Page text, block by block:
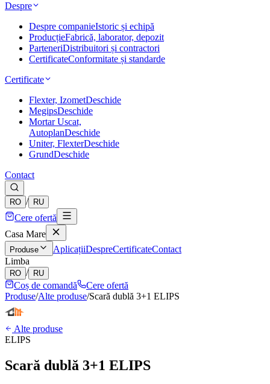
Despre
Despre companieIstoric și echipă
ProducțieFabrică, laborator, depozit
ParteneriDistribuitori și contractori
CertificateConformitate și standarde
Certificate
Flexter, IzometDeschide
MegipsDeschide
Mortar Uscat,
AutoplanDeschide
Uniter, FlexterDeschide
GrundDeschide
Contact
RO / RU
Cere ofertă
Casa Mare
Produse AplicațiiDespreCertificateContact
Limba
RO / RU
Coș de comandă
Cere ofertă
Produse/Alte produse/Scară dublă 3+1 ELIPS
Alte produse
ELIPS
Scară dublă 3+1 ELIPS